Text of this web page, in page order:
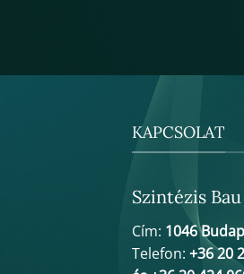
KAPCSOLAT
Szintézis
Cím: 1046
Telefon: +36 20